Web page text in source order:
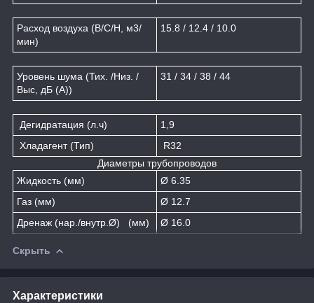
Расход воздуха (В/С/Н, м3/
мин)
15.8 / 12.4 / 10.0
Уровень шума (Тих. /Низ. /
Выс, дБ (A))
31 / 34 / 38 / 44
Дегидратация (л.ч)
1,9
Хладагент (Тип)
R32
Диаметры трубопроводов
Жидкость (мм)
Ø 6.35
Газ (мм)
Ø 12.7
Дренаж (нар./внутр.Ø) (мм)
Ø 16.0
Скрыть
Характеристики